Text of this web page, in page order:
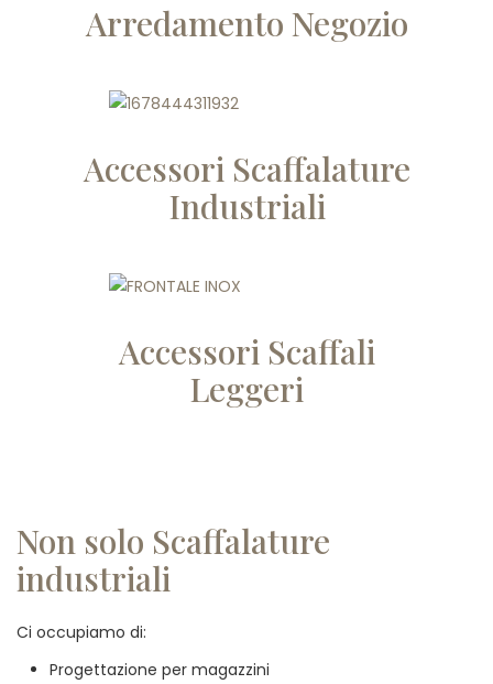
Arredamento Negozio
Accessori Scaffalature
Industriali
Accessori Scaffali
Leggeri
Non solo Scaffalature
industriali
Ci occupiamo di:
Progettazione per magazzini